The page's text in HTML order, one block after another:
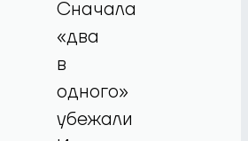
Сначала
«два
в
одного»
убежали